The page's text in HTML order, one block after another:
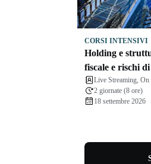
CORSI INTENSIVI
Holding e
fiscale e rischi
Live Streaming, On
2 giornate (8 ore)
18 settembre 2026